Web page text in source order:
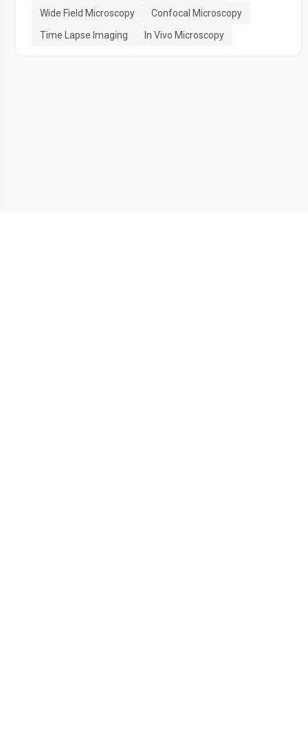
Wide Field Microscopy
Confocal Microscopy
Time Lapse Imaging
In Vivo Microscopy